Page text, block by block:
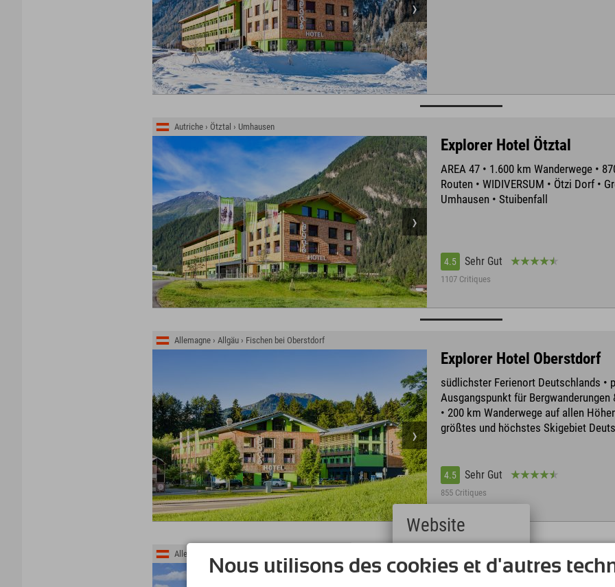
Autriche › Ötztal › Umhausen
Explorer Hotel Ötztal
AREA 47 • 1.600 km Wanderwege •
Routen • WIDIVERSUM • Ötzi Dorf •
Umhausen • Stuibenfall
4.5 Sehr Gut
1107 Critiques
Allemagne › Allgäu › Fischen bei Oberstdorf
Explorer Hotel Oberstdorf
südlichster Ferienort Deutschlands •
Ausgangspunkt für Bergwanderungen
• 200 km Wanderwege auf allen
größtes und höchstes Skigebiet
4.5 Sehr Gut
855 Critiques
Allemagne › Allgäu › Königsschlösser › Nesselwang
Explorer Hotel
Nous utilisons des cookies et d'autres
Website
Deutsch
(German)